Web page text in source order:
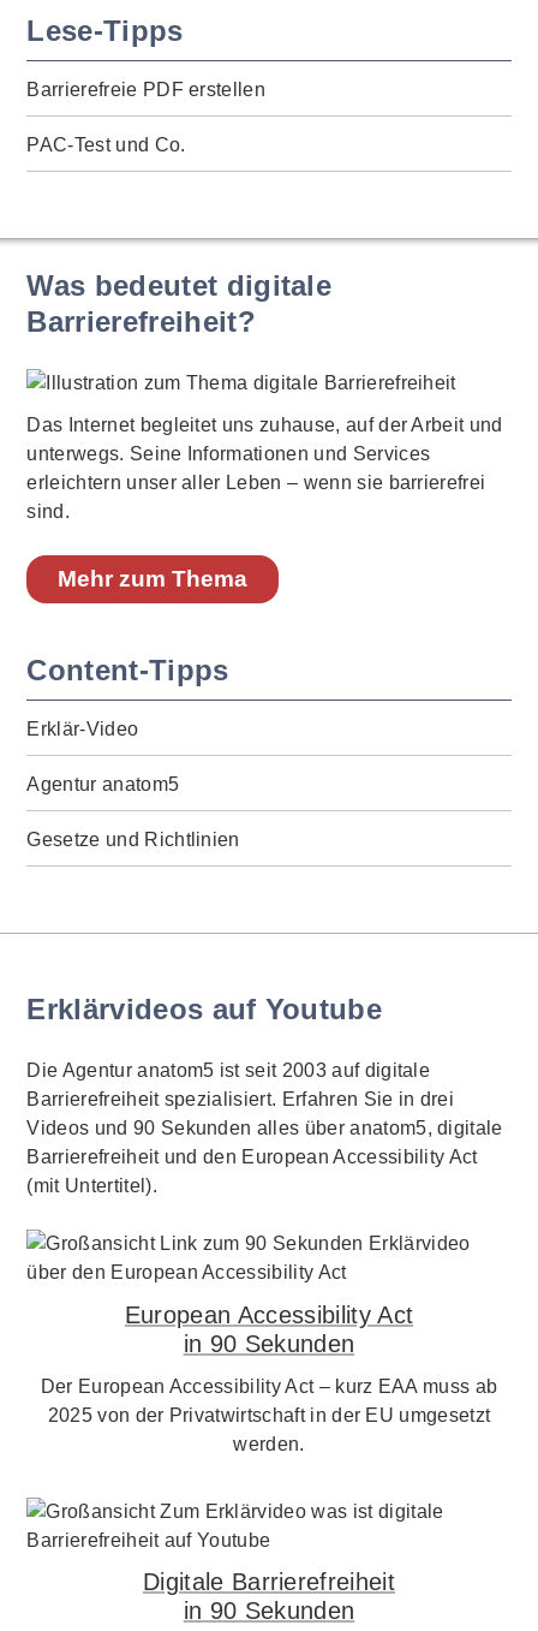
Lese-Tipps
Barrierefreie PDF erstellen
PAC-Test und Co.
Was bedeutet digitale
Barrierefreiheit?
Das Internet begleitet uns zuhause, auf der Arbeit und
unterwegs. Seine Informationen und Services
erleichtern unser aller Leben – wenn sie barrierefrei
sind.
Mehr zum Thema
Content-Tipps
Erklär-Video
Agentur anatom5
Gesetze und Richtlinien
Erklärvideos auf Youtube
Die Agentur anatom5 ist seit 2003 auf digitale
Barrierefreiheit spezialisiert. Erfahren Sie in drei
Videos und 90 Sekunden alles über anatom5, digitale
Barrierefreiheit und den European Accessibility Act
(mit Untertitel).
European Accessibility Act
in 90 Sekunden
Der European Accessibility Act – kurz EAA muss ab
2025 von der Privatwirtschaft in der EU umgesetzt
werden.
Digitale Barrierefreiheit
in 90 Sekunden